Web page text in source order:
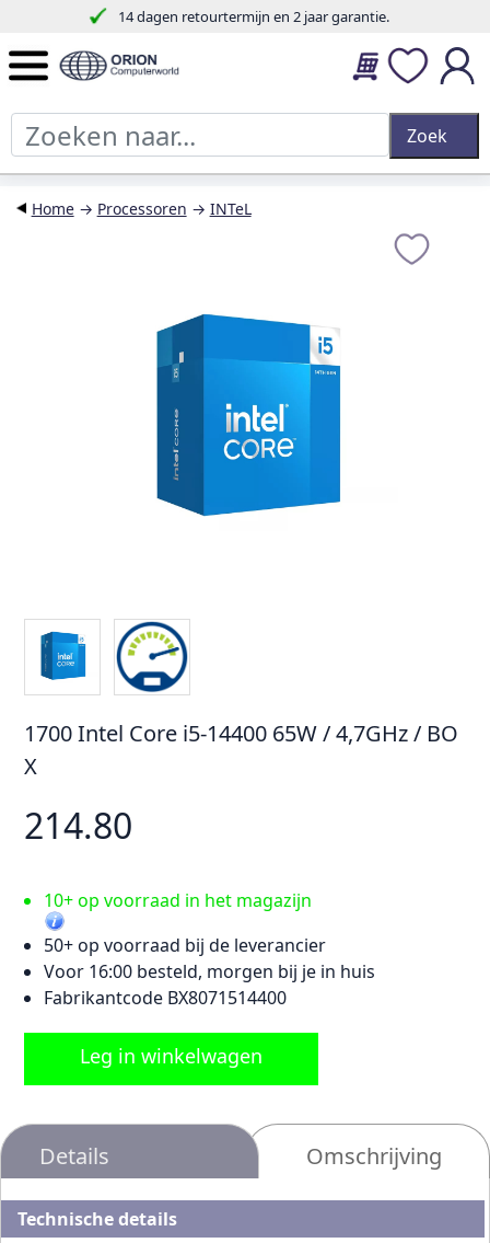
14 dagen retourtermijn en 2 jaar garantie.
Home→ Processoren → INTeL
1700 Intel Core i5-14400 65W / 4,7GHz / BO
X
214.80
10+ op voorraad in het magazijn
50+ op voorraad bij de leverancier
Voor 16:00 besteld, morgen bij je in huis
Fabrikantcode BX8071514400
Leg in winkelwagen
Details Omschrijving
Technische details